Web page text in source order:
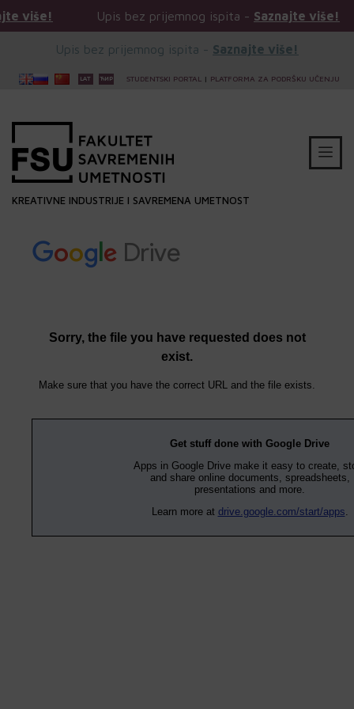
Upis bez prijemnog ispita -Saznajte više!
Upis bez prijemnog ispita - Saznajte više!
STUDENTSKI PORTAL | PLATFORMA ZA PODRŠKU UČENJU
KREATIVNE INDUSTRIJE I SAVREMENA UMETNOST